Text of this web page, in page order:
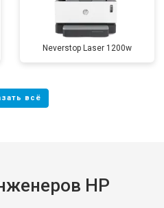
Neverstop Laser 1200w
HP